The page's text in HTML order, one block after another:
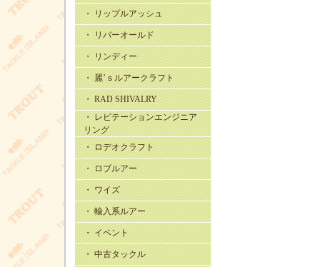
・ リップルアッシュ
・ リバーオールド
・ リンディー
・ 麗’ｓルアークラフト
・ RAD SHIVALRY
・ レビテーションエンジニア
リング
・ ロデオクラフト
・ ロブルアー
・ ワイズ
・ 輸入系ルアー
・ イベント
・ 中古タックル